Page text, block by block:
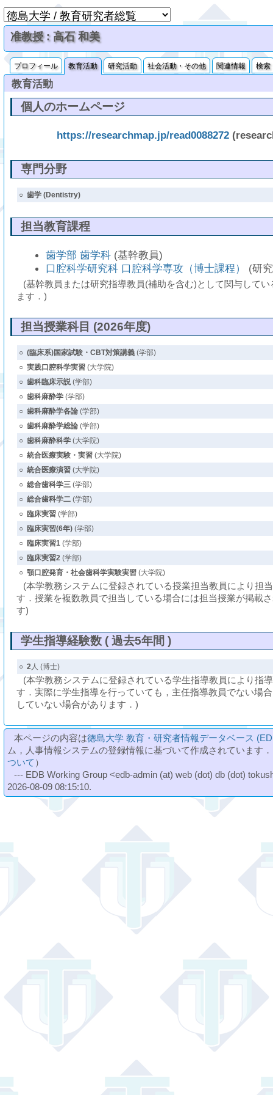
准教授 : 高石 和美
プロフィール 教育活動 研究活動 社会活動・その他 関連情報 検索
教育活動
個人のホームページ
https://researchmap.jp/read0088272
専門分野
○ 歯学 (Dentistry)
担当教育課程
歯学部 歯学科 (基幹教員)
口腔科学研究科 口腔科学専攻（博士課程）
(研
(基幹教員または研究指導教員(補助を含む)として関与して
ます．)
担当授業科目 (2026年度)
○ (臨床系)国家試験・CBT対策講義(学部)
○ 実践口腔科学実習(大学院)
○ 歯科臨床示説(学部)
○ 歯科麻酔学(学部)
○ 歯科麻酔学各論(学部)
○ 歯科麻酔学総論(学部)
○ 歯科麻酔科学(大学院)
○ 統合医療実験・実習(大学院)
○ 統合医療演習(大学院)
○ 総合歯科学三(学部)
○ 総合歯科学二(学部)
○ 臨床実習(学部)
○ 臨床実習(6年)(学部)
○ 臨床実習1(学部)
○ 臨床実習2(学部)
○ 顎口腔発育・社会歯科学実験実習(大学院)
(本学教務システムに登録されている授業担当教員により担
す．授業を複数教員で担当している場合には担当授業が掲載
す)
学生指導経験数 ( 過去5年間 )
○ 2人 (博士)
(本学教務システムに登録されている学生指導教員により指
す．実際に学生指導を行っていても，主任指導教員でない場
していない場合があります．)
本ページの内容は徳島大学 教育・研究者情報データベース
ム，人事情報システムの登録情報に基づいて作成されています
ついて ）
--- EDB Working Group <edb-admin (at) web (dot) db (dot)
2026-08-09 08:15:10.